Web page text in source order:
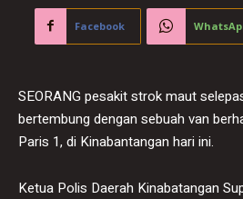
Facebook
SEORANG pesakit strok maut
bertembung dengan sebuah van
Paris 1, di Kinabantangan hari ini.
Ketua Polis Daerah Kinabatangan